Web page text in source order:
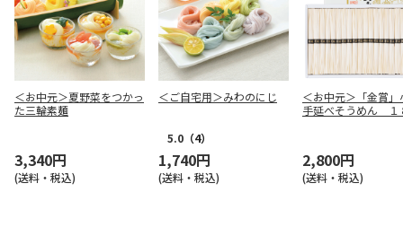
＜お中元＞夏野菜をつかっ
た三輪素麺
3,340円
(送料・税込)
＜ご自宅用＞みわのにじ
5.0 （4）
1,740円
(送料・税込)
＜お中元＞「金賞」
手延べそうめん １
2,800円
(送料・税込)